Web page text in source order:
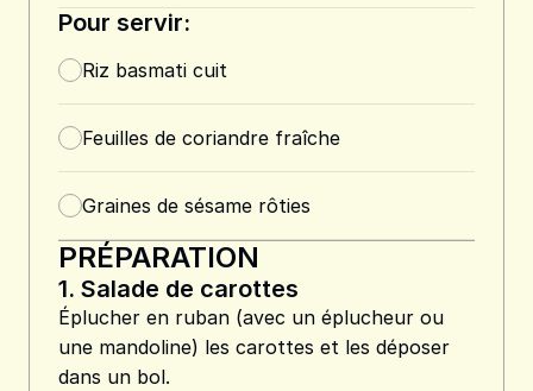
Pour servir:
Riz basmati cuit
Feuilles de coriandre fraîche
Graines de sésame rôties
PRÉPARATION
1. Salade de carottes
Éplucher en ruban (avec un éplucheur ou
une mandoline) les carottes et les déposer
dans un bol.